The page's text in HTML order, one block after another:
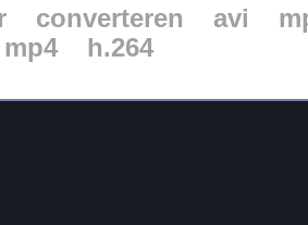
converteren avi
mp4 h.264